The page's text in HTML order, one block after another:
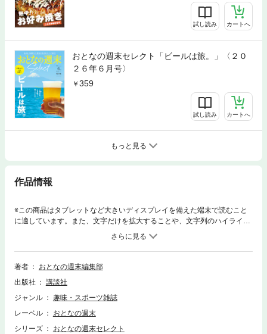
試し読み カートへ
おとなの週末セレクト「ビールは旅。」〈２０
２６年６月号〉
359
試し読み カートへ
もっと見る
作品情報
※この商品はタブレットなど大きいディスプレイを備えた端末で読むこと
に適しています。また、文字だけを拡大することや、文字列のハイライ
ト、検索、辞書の参照、引用などの機能が使用できません。カルボナーラ
やボロネーゼもいいけれど、たまには日本のエッセンスを取り入れた「和
風スパゲッティ」はいかがですか？たらこや醤油、ダシをベースにした
「傑作」と呼びたくなる逸品たちをご紹介します。実は今、個人オーナー
は、まるで誰かのプライベートな書斎を覗くようでワクワクが止まりませ
ん。知的好奇心がむくむくと湧き上がる、本の泉へ。（全25P）
著者
おとなの週末編集部
出版社
講談社
ジャンル
趣味・スポーツ雑誌
レーベル
おとなの週末
シリーズ
おとなの週末セレクト